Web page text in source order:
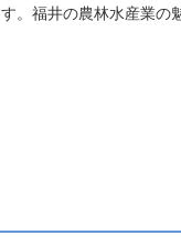
。福井の農林水産業の